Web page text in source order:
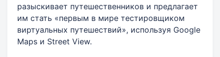
разыскивает путешественников и предлагает
им стать «первым в мире тестировщиком
виртуальных путешествий», используя Google
Maps и Street View.